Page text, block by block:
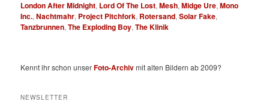
London After Midnight, Lord Of The Lost,Mesh,Midge Ure,Mono
Inc.,Nachtmahr, Project Pitchfork, Rotersand,Solar Fake,
Tanzbrunnen,The Exploding Boy,The Klinik
Kennt ihr schon unserFoto-Archivmit alten Bildern ab 2009?
NEWSLETTER